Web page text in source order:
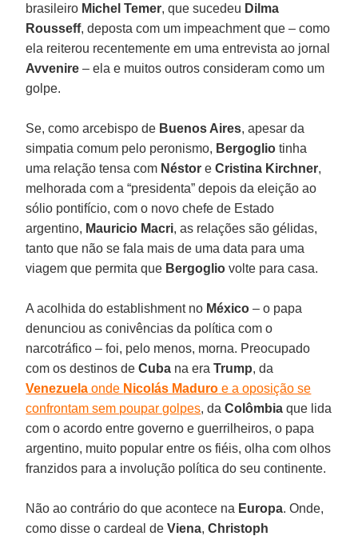
brasileiro Michel Temer, que sucedeu Dilma
Rousseff, deposta com um impeachment que – como
ela reiterou recentemente em uma entrevista ao jornal
Avvenire – ela e muitos outros consideram como um
golpe.
Se, como arcebispo de Buenos Aires, apesar da
simpatia comum pelo peronismo, Bergoglio tinha
uma relação tensa com Néstor eCristina Kirchner,
melhorada com a “presidenta” depois da eleição ao
sólio pontifício, com o novo chefe de Estado
argentino, Mauricio Macri, as relações são gélidas,
tanto que não se fala mais de uma data para uma
viagem que permita que Bergoglio volte para casa.
A acolhida do establishment no México – o papa
denunciou as conivências da política com o
narcotráfico – foi, pelo menos, morna. Preocupado
com os destinos deCuba na eraTrump, da
Venezuela onde Nicolás Maduro e a oposição se
confrontam sem poupar golpes, daColômbia que lida
com o acordo entre governo e guerrilheiros, o papa
argentino, muito popular entre os fiéis, olha com olhos
franzidos para a involução política do seu continente.
Não ao contrário do que acontece na Europa. Onde,
como disse o cardeal deViena,Christoph